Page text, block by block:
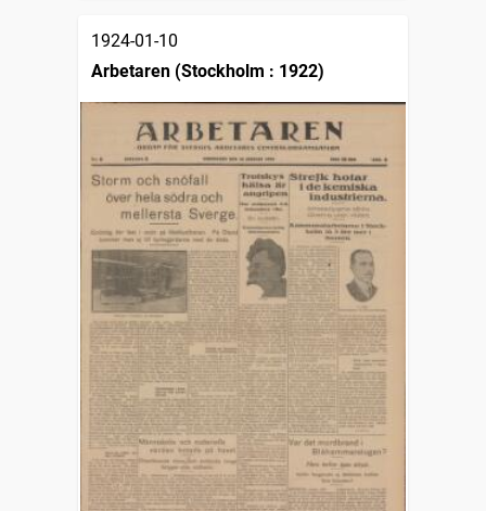
1924-01-10
Arbetaren (Stockholm : 1922)